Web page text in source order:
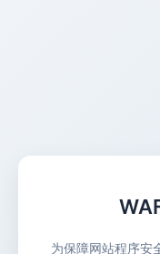
为保障网站程序安